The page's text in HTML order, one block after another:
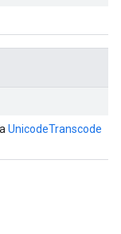
UnicodeTranscode